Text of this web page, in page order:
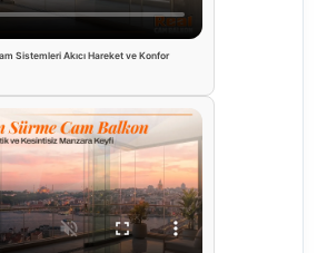
Sistemleri Akıcı Hareket ve Konfor